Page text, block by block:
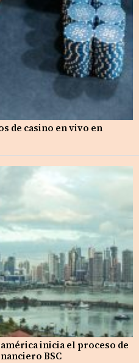
de casino en vivo en
inicia el proceso de
BSC